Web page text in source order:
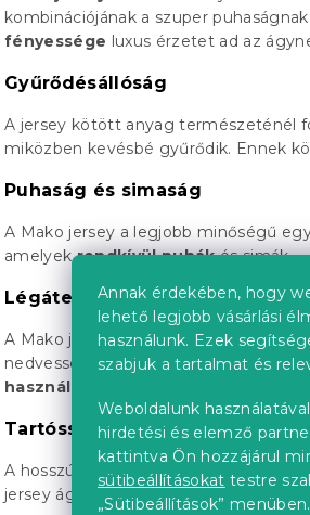
Annak érdekében, hogy
lehető legjobb vásárlási
használunk. Ezek
szabjuk a tartalmat és
Weboldalunk
hirdetési és elemző
kattintva Ön hozzájárul
sütibeállításokat testre
„Sütibeállítások”
kombinációjának a szuper
fényessége luxus érzetet ad az
Gyűrődésállóság
A jersey kötött anyag természeténél
miközben kevésbé gyűrődik. Ennek
Puhaság és simaság
A Mako jersey a legjobb minőségű
amelyekrendkívül puhákés simák.
Légáteresztés
A Mako jersey, mint a pamut,
nedvességet, és alkalmazkodik a
használatra
Tartósság és hosszú
A hosszú pamutszálak biztosítják a
jersey ágyneműk hosszú távon